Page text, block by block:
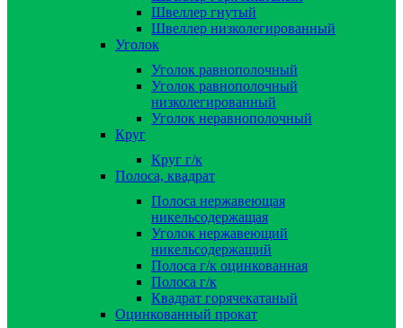
Швеллер гнутый
Швеллер низколегированный
Уголок
Уголок равнополочный
Уголок равнополочный
низколегированный
Уголок неравнополочный
Круг
Круг г/к
Полоса, квадрат
Полоса нержавеющая
никельсодержащая
Уголок нержавеющий
никельсодержащий
Полоса г/к оцинкованная
Полоса г/к
Квадрат горячекатаный
Оцинкованный прокат